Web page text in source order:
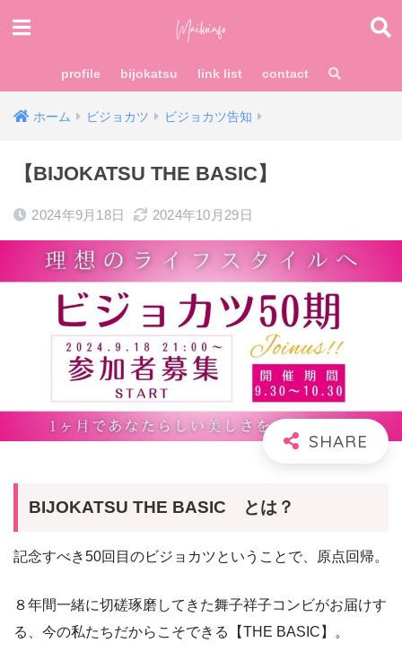
profile bijokatsu link list contact
ホーム ビジョカツ ビジョカツ告知
【BIJOKATSU THE BASIC】
2024年9月18日 2024年10月29日
BIJOKATSU THE BASIC とは？
記念すべき50回目のビジョカツということで、原点回帰。
８年間一緒に切磋琢磨してきた舞子祥子コンビがお届けす
る、今の私たちだからこそできる【THE BASIC】。